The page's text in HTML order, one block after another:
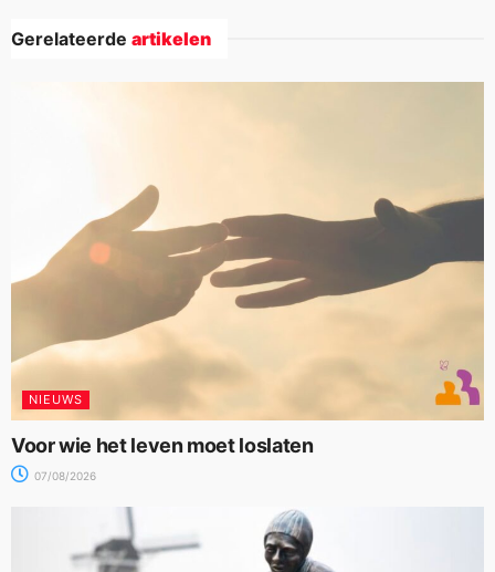
Gerelateerde artikelen
NIEUWS
Voor wie het leven moet loslaten
07/08/2026